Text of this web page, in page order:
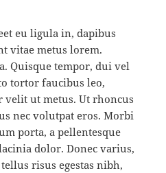
eu ligula in, dapibus
vitae metus lorem.
Quisque tempor, dui vel
tortor faucibus leo,
velit ut metus. Ut rhoncus
nec volutpat eros. Morbi
porta, a pellentesque
dolor. Donec varius,
risus egestas nibh,